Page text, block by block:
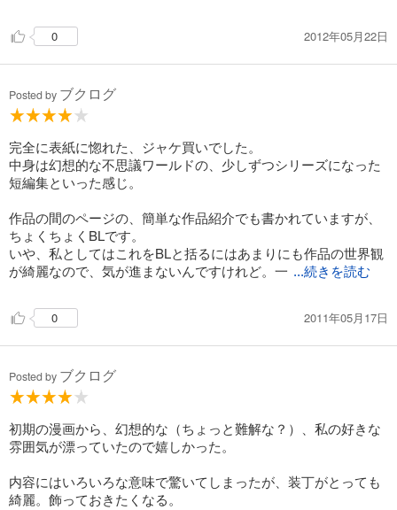
0 2012年05月22日
Posted by ブクログ
完全に表紙に惚れた、ジャケ買いでした。
中身は幻想的な不思議ワールドの、少しずつシリーズになった
短編集といった感じ。
作品の間のページの、簡単な作品紹介でも書かれていますが、
ちょくちょくBLです。
いや、私としてはこれをBLと括るにはあまりにも作品の世界観
が綺麗なので、気が進まないんですけれど。一 ...続きを読む
0 2011年05月17日
Posted by ブクログ
初期の漫画から、幻想的な（ちょっと難解な？）、私の好きな
雰囲気が漂っていたので嬉しかった。
内容にはいろいろな意味で驚いてしまったが、装丁がとっても
綺麗。飾っておきたくなる。